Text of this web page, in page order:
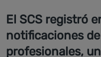
El SCS registró
notificaciones
profesionales,